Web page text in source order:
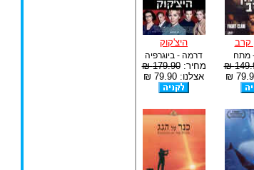
קרב
מתח
היצ'קוק
דרמה - ביוגרפיה
מחיר:179.90 ₪
אצלנו: 79.90 ₪